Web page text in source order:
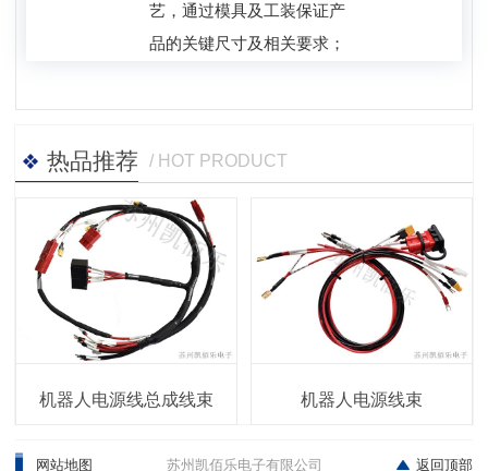
艺，通过模具及工装保证产
品的关键尺寸及相关要求；
热品推荐 / HOT PRODUCT
机器人电源线总成线束 机器人电源线束
网站地图 苏州凯佰乐电子有限公司 返回顶部